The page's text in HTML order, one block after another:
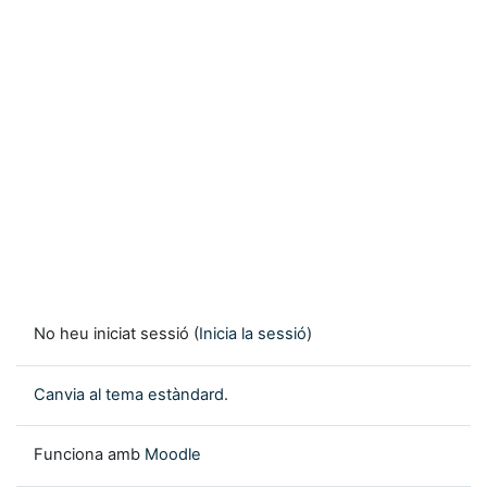
No heu iniciat sessió (Inicia la sessió)
Canvia al tema estàndard.
Funciona amb Moodle